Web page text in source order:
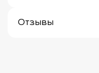
чтобы сохранить их
Отзывы